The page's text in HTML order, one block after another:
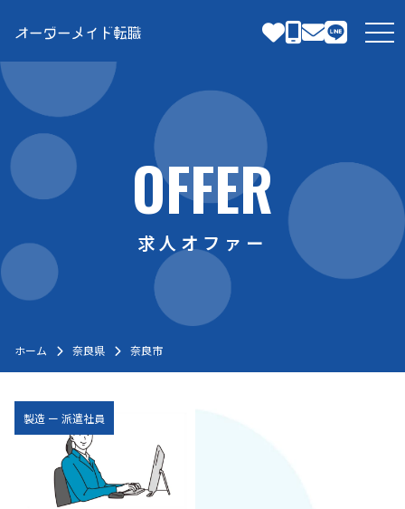
OFFER
求人オファー
ホーム 奈良県 奈良市
製造 ー 派遣社員